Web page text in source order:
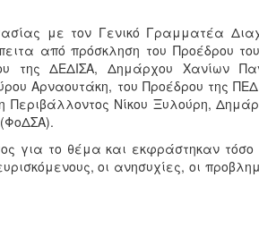
με τον Γενικό Γραμματέα
από πρόσκληση του Προέδρου
της ΔΕΔΙΣΑ, Δημάρχου Χανίων
Αρναουτάκη, του Προέδρου της
Νίκου Ξυλούρη,
για το θέμα και εκφράστηκαν
οι ανησυχίες, οι